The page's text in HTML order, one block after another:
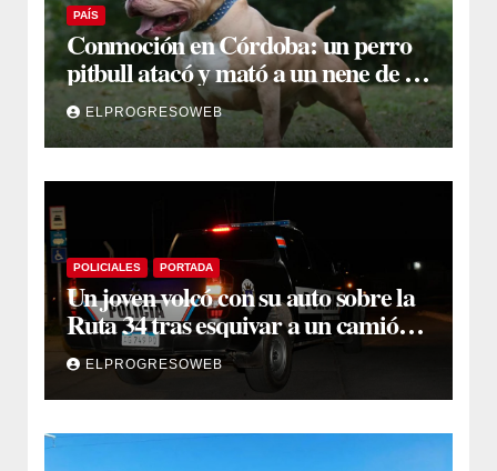
PAÍS
Conmoción en Córdoba: un perro
pitbull atacó y mató a un nene de 3
añosELPROGRESOWEB
POLICIALES PORTADA
Un joven volcó con su auto sobre la
Ruta 34 tras esquivar a un camión
que se cruzó de carril
ELPROGRESOWEB